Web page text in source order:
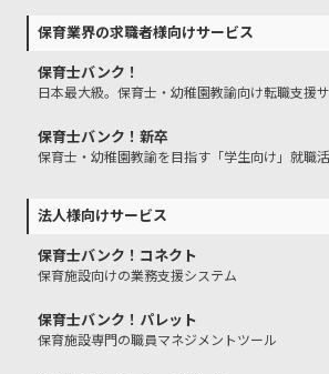
保育業界の求職者様向けサービス
保育士バンク！
日本最大級。保育士・幼稚園教諭向け転職支援
保育士バンク！新卒
保育士・幼稚園教諭を目指す「学生向け」就職
法人様向けサービス
保育士バンク！コネクト
保育施設向けの業務支援システム
保育士バンク！パレット
保育施設専門の職員マネジメントツール